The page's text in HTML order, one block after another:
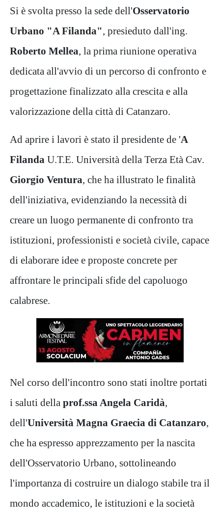
Si è svolta presso la sede dell'Osservatorio
Urbano "A Filanda" , presieduto dall'ing.
Roberto Mellea , la prima riunione operativa
dedicata all'avvio di un percorso di confronto e
progettazione finalizzato alla crescita e alla
valorizzazione della città di Catanzaro.
Ad aprire i lavori è stato il presidente de 'A
Filanda U.T.E. Università della Terza Età Cav.
Giorgio Ventura , che ha illustrato le finalità
dell'iniziativa, evidenziando la necessità di
creare un luogo permanente di confronto tra
istituzioni, professionisti e società civile, capace
di elaborare idee e proposte concrete per
affrontare le principali sfide del capoluogo
calabrese.
Nel corso dell'incontro sono stati inoltre portati
i saluti della prof.ssa Angela Caridà
dell'Università Magna Graecia di Catanzaro
che ha espresso apprezzamento per la nascita
dell'Osservatorio Urbano, sottolineando
l'importanza di costruire un dialogo stabile tra il
mondo accademico, le istituzioni e la società